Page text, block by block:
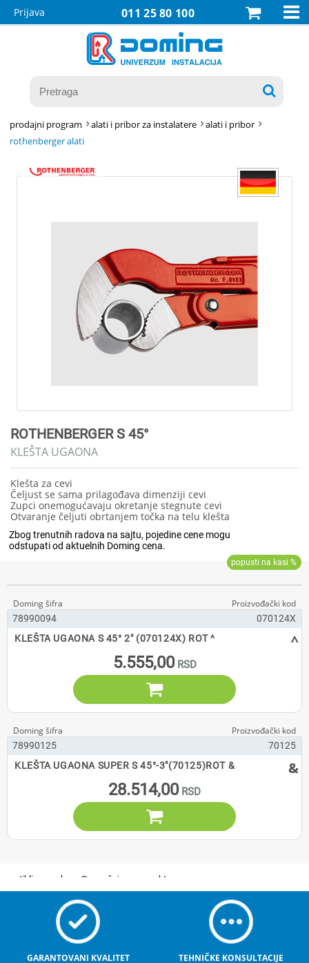
011 25 80 100
Prijava 

prodajni program alati i pribor za instalatere
alati i pribor
rothenberger alati
ROTHENBERGER S 45°
KLEŠTA UGAONA
Klešta za cevi
Čeljust se sama prilagođava dimenziji cevi
Zupci onemogućavaju okretanje stegnute cevi
Otvaranje čeljuti obrtanjem točka na telu klešta
78990094
070124X
KLEŠTA UGAONA S 45° 2" (070124X) ROT ^
5.555,00
^

78990125
70125
KLEŠTA UGAONA SUPER S 45°-3"(70125)ROT &
28.514,00
&

GARANTOVANI KVALITET TEHNIČKE KONSULTACIJE